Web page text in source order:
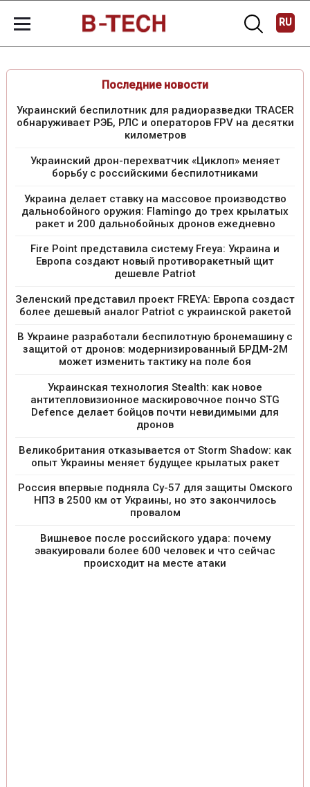
RU
Последние новости
Украинский беспилотник для радиоразведки TRACER
обнаруживает РЭБ, РЛС и операторов FPV на десятки
километров
Украинский дрон-перехватчик «Циклоп» меняет
борьбу с российскими беспилотниками
Украина делает ставку на массовое производство
дальнобойного оружия: Flamingo до трех крылатых
ракет и 200 дальнобойных дронов ежедневно
Fire Point представила систему Freya: Украина и
Европа создают новый противоракетный щит
дешевле Patriot
Зеленский представил проект FREYA: Европа создаст
более дешевый аналог Patriot с украинской ракетой
В Украине разработали беспилотную бронемашину с
защитой от дронов: модернизированный БРДМ-2М
может изменить тактику на поле боя
Украинская технология Stealth: как новое
антитепловизионное маскировочное пончо STG
Defence делает бойцов почти невидимыми для
дронов
Великобритания отказывается от Storm Shadow: как
опыт Украины меняет будущее крылатых ракет
Россия впервые подняла Су-57 для защиты Омского
НПЗ в 2500 км от Украины, но это закончилось
провалом
Вишневое после российского удара: почему
эвакуировали более 600 человек и что сейчас
происходит на месте атаки